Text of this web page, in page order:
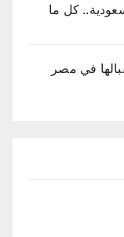
كل ما
في مصر